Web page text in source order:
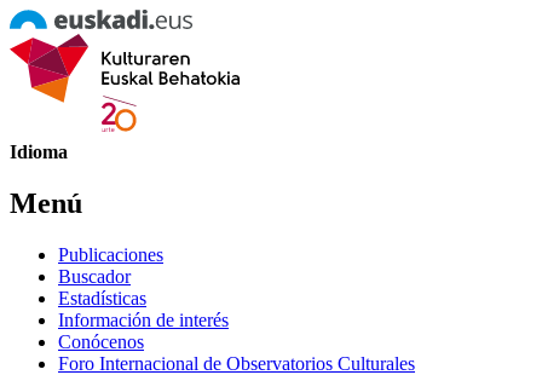
Idioma
Menú
Publicaciones
Buscador
Estadísticas
Información de interés
Conócenos
Foro Internacional de Observatorios Culturales